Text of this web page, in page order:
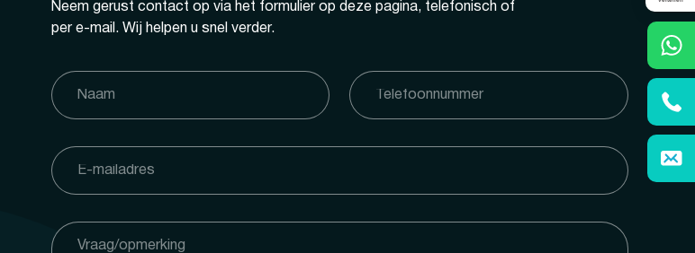
Neem gerust contact op via het formulier op deze pagina, telefonisch of
per e-mail. Wij helpen u snel verder.